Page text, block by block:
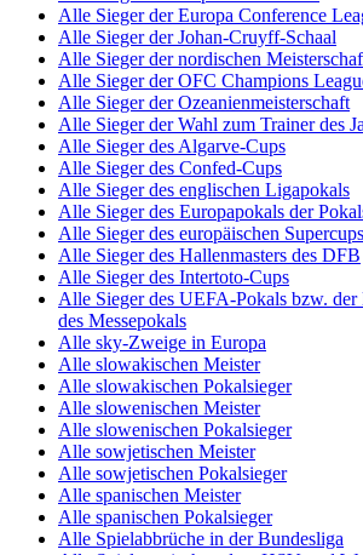
Alle Sieger der Europa Conference
Alle Sieger der Johan-Cruyff-Schaal
Alle Sieger der nordischen
Alle Sieger der OFC Champions
Alle Sieger der Ozeanienmeisterschaft
Alle Sieger der Wahl zum Trainer des
Alle Sieger des Algarve-Cups
Alle Sieger des Confed-Cups
Alle Sieger des englischen Ligapokals
Alle Sieger des Europapokals der
Alle Sieger des europäischen Supercups
Alle Sieger des Hallenmasters des DFB
Alle Sieger des Intertoto-Cups
Alle Sieger des UEFA-Pokals bzw. der
des Messepokals
Alle sky-Zweige in Europa
Alle slowakischen Meister
Alle slowakischen Pokalsieger
Alle slowenischen Meister
Alle slowenischen Pokalsieger
Alle sowjetischen Meister
Alle sowjetischen Pokalsieger
Alle spanischen Meister
Alle spanischen Pokalsieger
Alle Spielabbrüche in der Bundesliga